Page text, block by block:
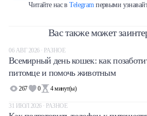
Читайте нас вTelegram первыми
Вас также может
06 АВГ 2026 · РАЗНОЕ
Всемирный день кошек: как
питомце и помочь животным
267 0 4минут(ы)
31 ИЮЛ 2026 · РАЗНОЕ